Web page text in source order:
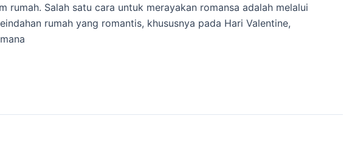
Salah satu cara untuk merayakan romansa adalah melalui
rumah yang romantis, khususnya pada Hari Valentine,